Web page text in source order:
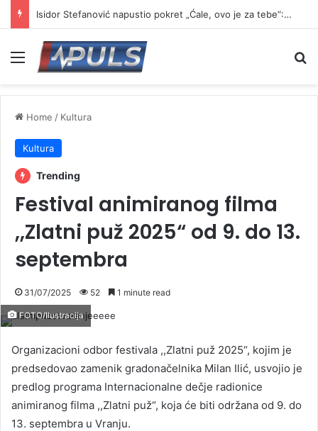
Isidor Stefanović napustio pokret „Ćale, ovo je za tebe“: Najavio formiranje novog pokreta
Menu
Home / Kultura
Kultura
Trending
Festival animiranog filma
,,Zlatni puž 2025“ od 9. do 13.
septembra
31/07/2025 52 1 minute read
FOTO/Ilustracija
Organizacioni odbor festivala ,,Zlatni puž 2025“, kojim je
predsedovao zamenik gradonačelnika Milan Ilić, usvojio je
predlog programa Internacionalne dečje radionice
animiranog filma ,,Zlatni puž“, koja će biti održana od 9. do
13. septembra u Vranju.